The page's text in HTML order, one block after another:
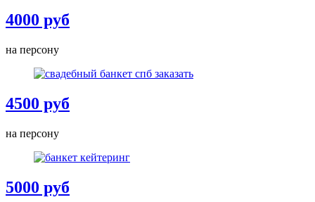
4000 руб
на персону
4500 руб
на персону
5000 руб